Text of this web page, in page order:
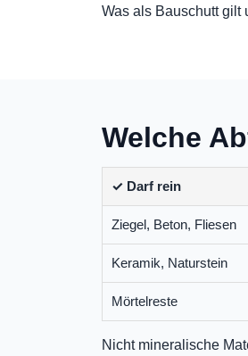
Was als Bauschutt gilt
Welche
✓ Darf rein
Ziegel, Beton, Fliesen
Keramik, Naturstein
Mörtelreste
Nicht mineralische